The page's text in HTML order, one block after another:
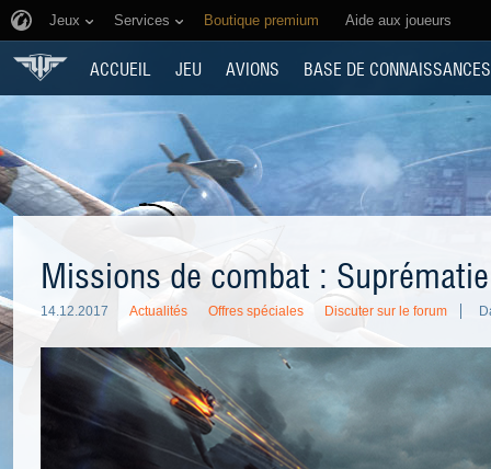
Jeux Services Boutique premium Aide aux joueurs
ACCUEIL JEU AVIONS BASE DE CONNAISSANCES
Missions de combat : Suprématie
14.12.2017 Actualités Offres spéciales Discuter sur le forum